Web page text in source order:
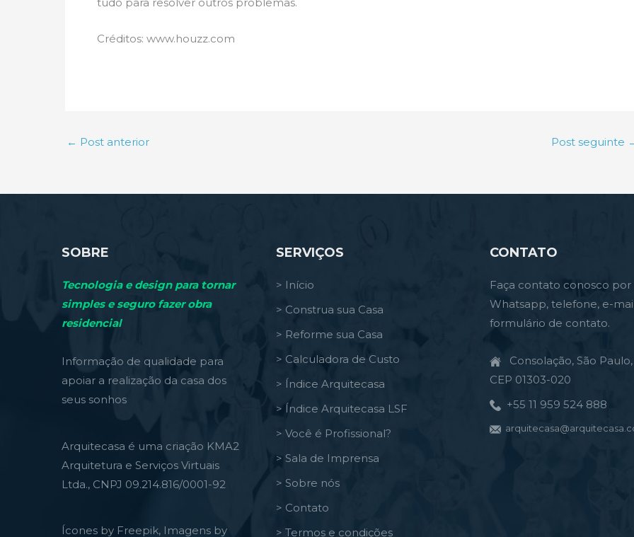
Créditos: www.houzz.com
← Post anterior Post seguinte
SOBRE
Tecnologia e design para tornar
simples e seguro fazer obra
residencial
Informação de qualidade para
apoiar a realização da casa dos
seus sonhos
Arquitecasa é uma criação KMA2
Arquitetura e Serviços Virtuais
Ltda., CNPJ 09.214.816/0001-92
Ícones by Freepik, Imagens by
SERVIÇOS
> Início
> Construa sua Casa
> Reforme sua Casa
> Calculadora de Custo
> Índice Arquitecasa
> Índice Arquitecasa LSF
> Você é Profissional?
> Sala de Imprensa
> Sobre nós
> Contato
> Termos e condições
CONTATO
Faça contato conosco por
Whatsapp, telefone, e-
formulário de contato.
Consolação, São Paulo,
CEP 01303-020
+55 11 959 524 888